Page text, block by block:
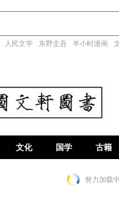
人民文学 东野圭吾 半小时漫画
文化 国学 古籍
努力加载